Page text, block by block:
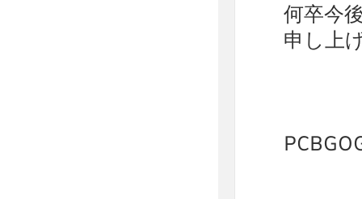
何卒今
申し上